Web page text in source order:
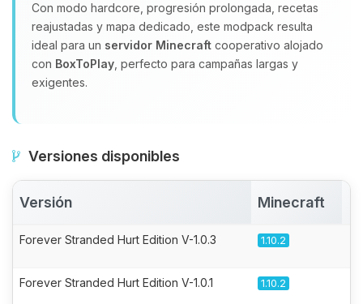
Con modo hardcore, progresión prolongada, recetas
reajustadas y mapa dedicado, este modpack resulta
ideal para un servidor Minecraft cooperativo alojado
con BoxToPlay , perfecto para campañas largas y
exigentes.
Versiones disponibles
Versión Minecraft
Forever Stranded Hurt Edition V-1.0.3 1.10.2
Forever Stranded Hurt Edition V-1.0.1 1.10.2